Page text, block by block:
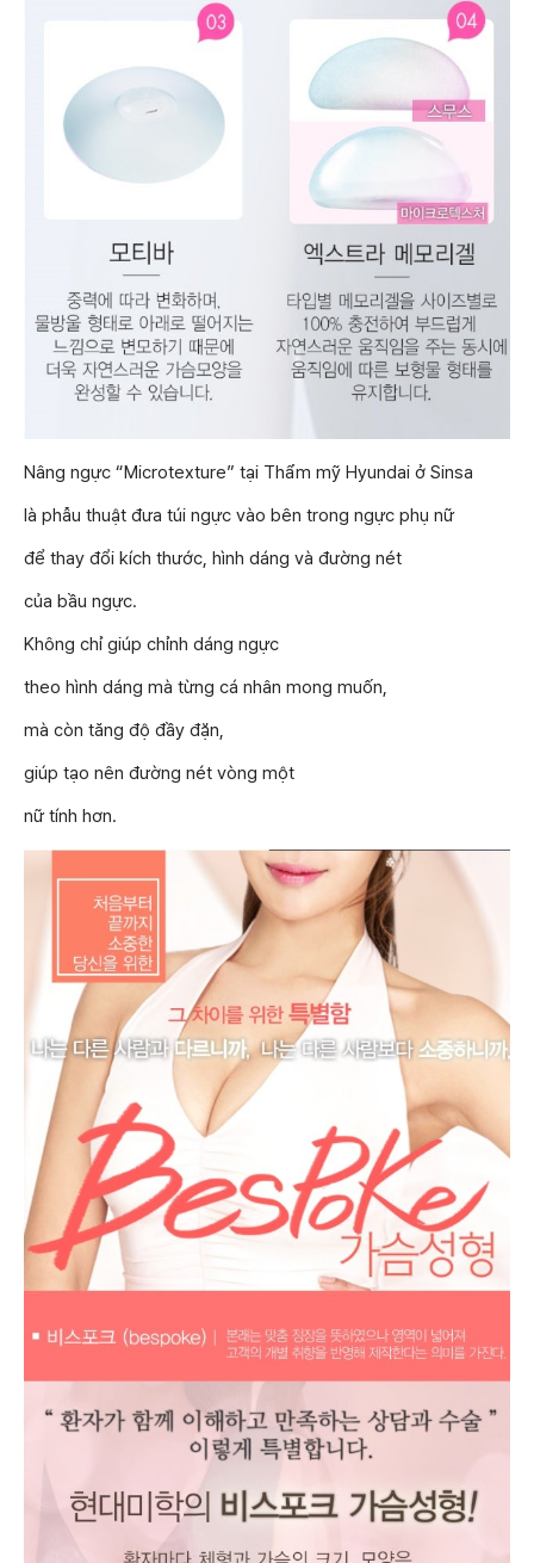
Nâng ngực “Microtexture” tại Thẩm mỹ Hyundai ở Sinsa
là phẫu thuật đưa túi ngực vào bên trong ngực phụ nữ
để thay đổi kích thước, hình dáng và đường nét
của bầu ngực.
Không chỉ giúp chỉnh dáng ngực
theo hình dáng mà từng cá nhân mong muốn,
mà còn tăng độ đầy đặn,
giúp tạo nên đường nét vòng một
nữ tính hơn.